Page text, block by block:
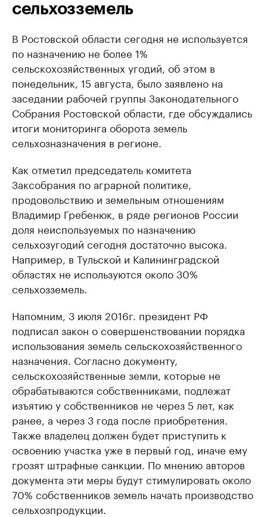
сельхозземель
В Ростовской области сегодня не используется
по назначению не более 1%
сельскохозяйственных угодий, об этом в
понедельник, 15 августа, было заявлено на
заседании рабочей группы Законодательного
Собрания Ростовской области, где обсуждались
итоги мониторинга оборота земель
сельхозназначения в регионе.
Как отметил председатель комитета
Заксобрания по аграрной политике,
продовольствию и земельным отношениям
Владимир Гребенюк, в ряде регионов России
доля неиспользуемых по назначению
сельхозугодий сегодня достаточно высока.
Например, в Тульской и Калининградской
областях не используются около 30%
сельхозземель.
Напомним, 3 июля 2016г. президент РФ
подписал закон о совершенствовании порядка
использования земель сельскохозяйственного
назначения. Согласно документу,
сельскохозяйственные земли, которые не
обрабатываются собственниками, подлежат
изъятию у собственников не через 5 лет, как
ранее, а через 3 года после приобретения.
Также владелец должен будет приступить к
освоению участка уже в первый год, иначе ему
грозят штрафные санкции. По мнению авторов
документа эти меры будут стимулировать около
70% собственников земель начать производство
сельхозпродукции.